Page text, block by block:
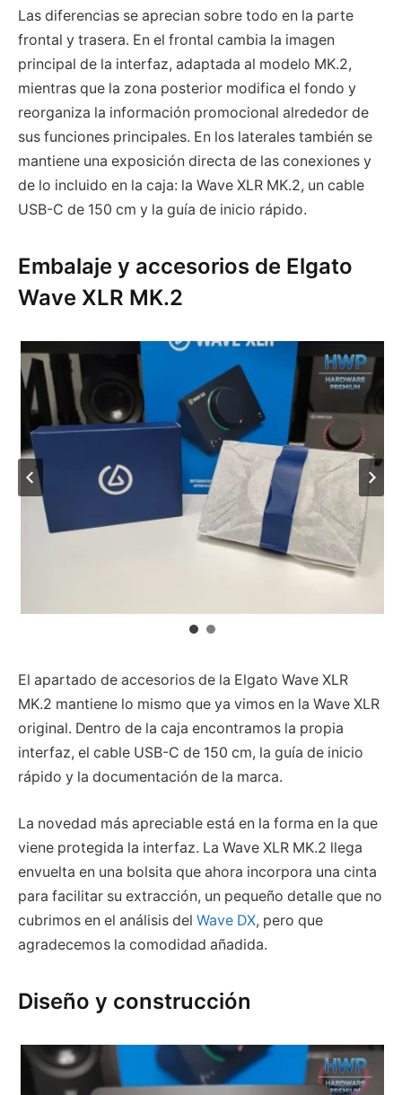
Las diferencias se aprecian sobre todo en la parte
frontal y trasera. En el frontal cambia la imagen
principal de la interfaz, adaptada al modelo MK.2,
mientras que la zona posterior modifica el fondo y
reorganiza la información promocional alrededor de
sus funciones principales. En los laterales también se
mantiene una exposición directa de las conexiones y
de lo incluido en la caja: la Wave XLR MK.2, un cable
USB-C de 150 cm y la guía de inicio rápido.
Embalaje y accesorios de Elgato
Wave XLR MK.2
El apartado de accesorios de la Elgato Wave XLR
MK.2 mantiene lo mismo que ya vimos en la Wave XLR
original. Dentro de la caja encontramos la propia
interfaz, el cable USB-C de 150 cm, la guía de inicio
rápido y la documentación de la marca.
La novedad más apreciable está en la forma en la que
viene protegida la interfaz. La Wave XLR MK.2 llega
envuelta en una bolsita que ahora incorpora una cinta
para facilitar su extracción, un pequeño detalle que no
cubrimos en el análisis del Wave DX, pero que
agradecemos la comodidad añadida.
Diseño y construcción